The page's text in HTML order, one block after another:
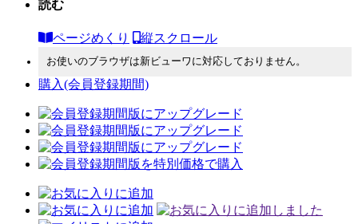
読む
ページめくり 縦スクロール
お使いのブラウザは新ビューワに対応しておりません。
購入(会員登録期間)